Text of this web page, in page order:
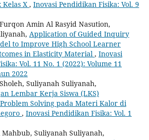
Kelas X , Inovasi Pendidikan Fisika: Vol. 9
Amin Al Rasyid Nasution,
Application of Guided Inquiry
to Improve High School Learner
in Elasticity Material , Inovasi
Vol. 11 No. 1 (2022): Volume 11
2022
Suliyanah Suliyanah,
Lembar Kerja Siswa (LKS)
Solving pada Materi Kalor di
, Inovasi Pendidikan Fisika: Vol. 1
Suliyanah Suliyanah,